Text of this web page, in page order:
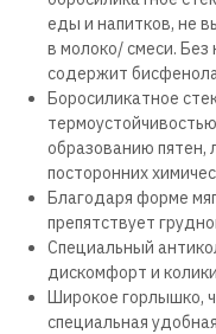
еды и напитков, не
в молоко/ смеси. Без
содержит
Боросиликатное
образованию пятен,
посторонних
Благодаря форме
препятствует
Специальный
дискомфорт и
Широкое горлышко,
специальная